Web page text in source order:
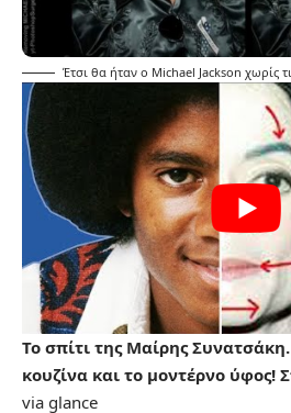
Έτσι θα ήταν ο Michael Jackson χωρίς
Το σπίτι της Μαίρης
κουζίνα και το μοντέρνο ύφος!
via glance